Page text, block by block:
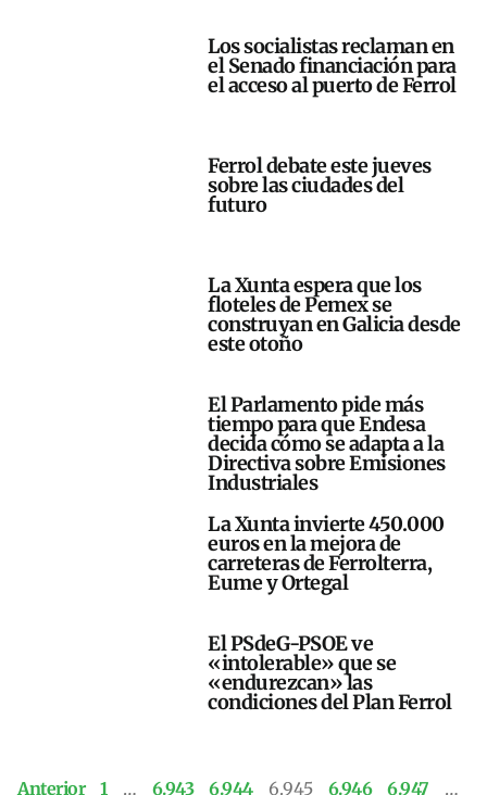
Los socialistas reclaman en
el Senado financiación para
el acceso al puerto de Ferrol
Ferrol debate este jueves
sobre las ciudades del
futuro
La Xunta espera que los
floteles de Pemex se
construyan en Galicia desde
este otoño
El Parlamento pide más
tiempo para que Endesa
decida cómo se adapta a la
Directiva sobre Emisiones
Industriales
La Xunta invierte 450.000
euros en la mejora de
carreteras de Ferrolterra,
Eume y Ortegal
El PSdeG-PSOE ve
«intolerable» que se
«endurezcan» las
condiciones del Plan Ferrol
Anterior 1 … 6.943 6.944 6.945 6.946 6.947 …